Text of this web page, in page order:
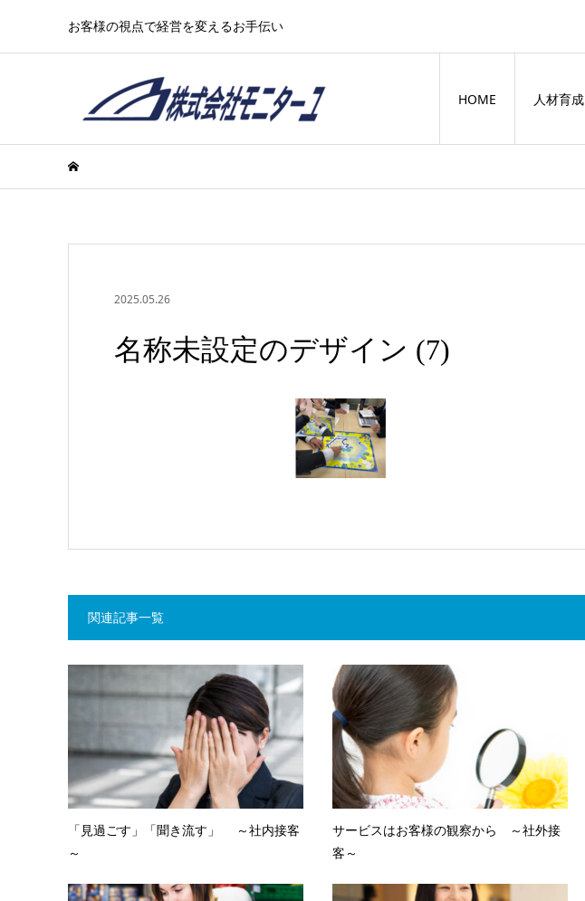
お客様の視点で経営を変えるお手伝い
HOME 人材育成
2025.05.26
名称未設定のデザイン (7)
関連記事一覧
「見過ごす」「聞き流す」 ～社内接客
～
サービスはお客様の観察から ～社外接
客～